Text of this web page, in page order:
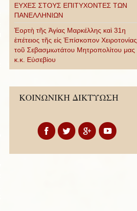
ΕΥΧΕΣ ΣΤΟΥΣ ΕΠΙΤΥΧΟΝΤΕΣ ΤΩΝ
ΠΑΝΕΛΛΗΝΙΩΝ
Ἑορτὴ τῆς Ἁγίας Μαρκέλλης καὶ 31η
ἐπέτειος τῆς εἰς Ἐπίσκοπον Χειροτονίας
τοῦ Σεβασμιωτάτου Μητροπολίτου μας
κ.κ. Εὐσεβίου
ΚΟΙΝΩΝΙΚΗ ΔΙΚΤΥΩΣΗ